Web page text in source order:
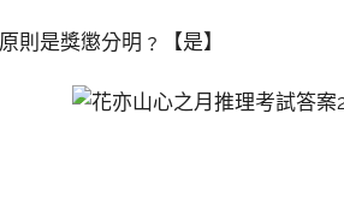
則是獎懲分明﹖【是】